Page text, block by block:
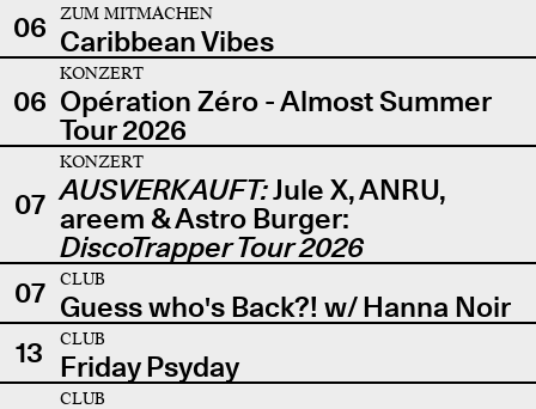
06
ZUM MITMACHEN
Caribbean Vibes
06
KONZERT
Opération Zéro - Almost Summer
Tour 2026
07
KONZERT
AUSVERKAUFT:Jule X, ANRU,
areem & Astro Burger:
DiscoTrapper Tour 2026
07
CLUB
Guess who's Back?! w/ Hanna Noir
13
CLUB
Friday Psyday
CLUB